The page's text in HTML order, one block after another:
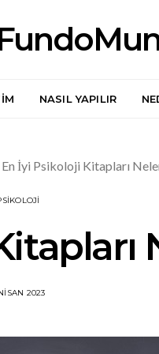
NASIL YAPILIR
En İyi Psikoloji Kitapları
2023